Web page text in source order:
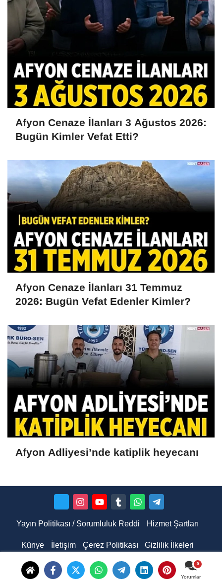
Yorumlar
Afyon Cenaze İlanları 3 Ağustos 2026:
Bugün Kimler Vefat Etti?
Afyon Cenaze İlanları 31 Temmuz
2026: Bugün Vefat Edenler Kimler?
Afyon Adliyesi’nde katiplik heyecanı
Yayın Politikası / Sorumluluk Reddi Hizmet Şartları
Künye İletişim Çerez Politikası Gizlilik İlkeleri
Hakkımızda